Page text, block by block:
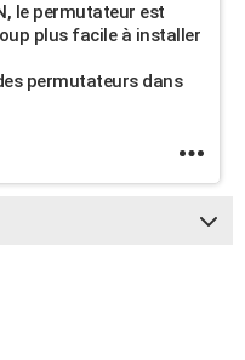
le permutateur est
plus facile à installer
permutateurs dans